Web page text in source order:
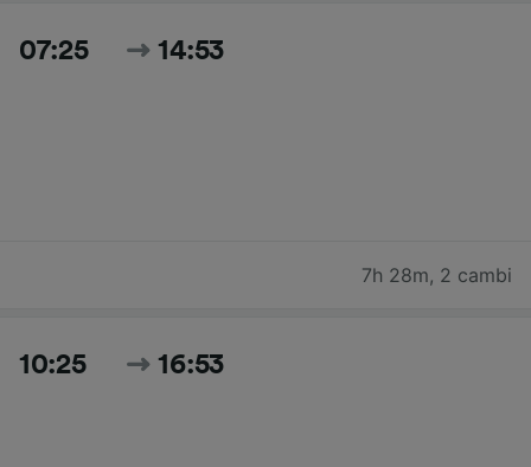
07:25 14:53
7h 28m, 2 cambi
10:25 16:53